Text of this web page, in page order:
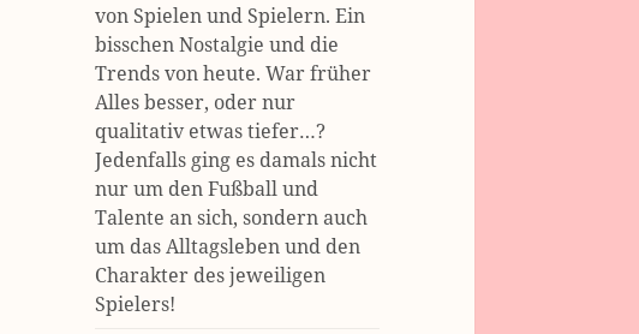
von Spielen und Spielern. Ein
bisschen Nostalgie und die
Trends von heute. War früher
Alles besser, oder nur
qualitativ etwas tiefer…?
Jedenfalls ging es damals nicht
nur um den Fußball und
Talente an sich, sondern auch
um das Alltagsleben und den
Charakter des jeweiligen
Spielers!